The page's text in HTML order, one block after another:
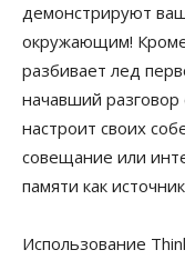
демонстрируют
окружающим! Кроме
разбивает лед
начавший разговор
настроит своих
совещание или
памяти как
Использование